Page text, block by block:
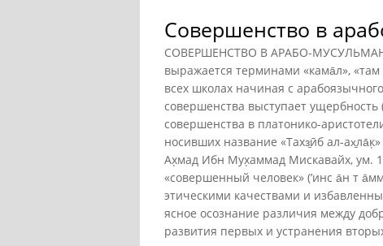
Совершенство в
СОВЕРШЕНСТВО В АРАБО-
выражается терминами «кама̄л»,
всех школах начиная с
совершенства выступает ущербность
совершенства в платонико-
носивших название «Тахз̱ӣб ал-
Ах̣мад Ибн Мух̣аммад Мискавайх, ум.
«совершенный человек» (’инс а̄н т
этическими качествами и
ясное осознание различия между
развития первых и устранения